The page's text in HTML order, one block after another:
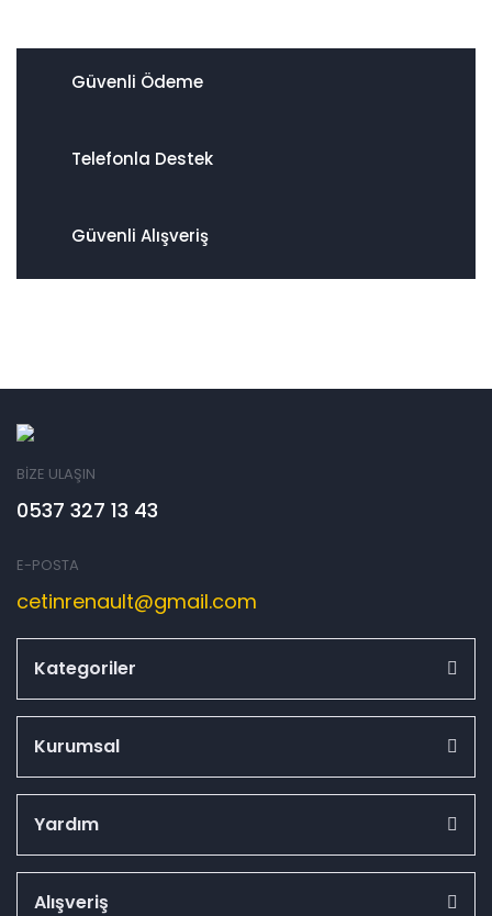
Güvenli Ödeme
Telefonla Destek
Güvenli Alışveriş
BİZE ULAŞIN
0537 327 13 43
E-POSTA
cetinrenault@gmail.com
Kategoriler
Kurumsal
Yardım
Alışveriş